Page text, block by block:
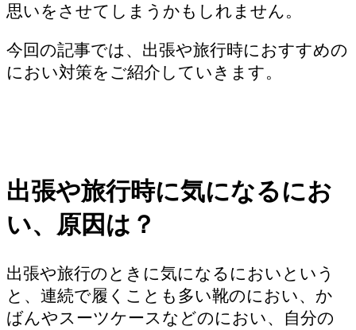
思いをさせてしまうかもしれません。
今回の記事では、出張や旅行時におすすめの
におい対策をご紹介していきます。
出張や旅行時に気になるにお
い、原因は？
出張や旅行のときに気になるにおいという
と、連続で履くことも多い靴のにおい、か
ばんやスーツケースなどのにおい、自分の